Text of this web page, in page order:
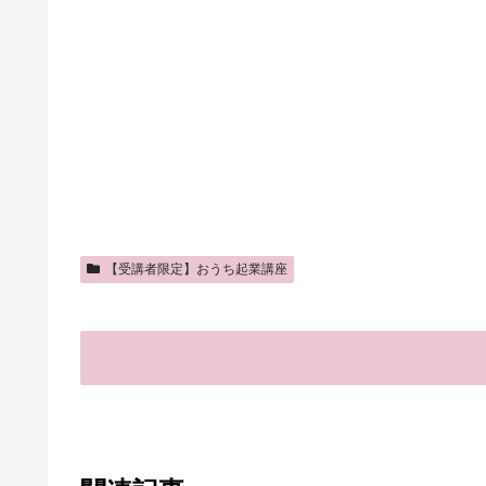
【受講者限定】おうち起業講座